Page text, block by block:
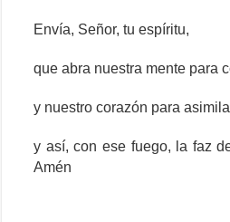
Envía, Señor, tu espíritu,
que abra nuestra mente para
y nuestro corazón para
y así, con ese fuego, la faz
Amén